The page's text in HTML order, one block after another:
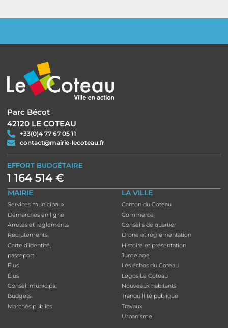
Parc Bécot
42120 LE COTEAU
+33(0)4 77 67 05 11
contact@mairie-lecoteau.fr
EFFORT BUDGÉTAIRE
1 164 514 €
MAIRIE
Services municipaux
Démarches en ligne
Arrêtés et réglements
Recrutements
Carte d’identité,
passeport
Élus
Élus
Conseil municipal
Budgets
Marchés publics
LA VILLE
Canton du Coteau
Commerce
Conseils de quartier
Drone et réglementation
Histoire et présentation
Jumelage
Les échos du Coteau
Logos Le Coteau
Nouveaux habitants
Tranquillité publique
Travaux
Urbanisme